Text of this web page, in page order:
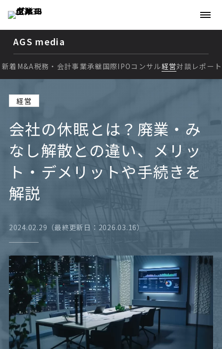
AGS media
新着
M&A
税務・会計
事業承継
IPO
経営
レポート
新着 M&A税務・会計事業承継国際IPO コンサル経営対談 レポート
経営
会社の休眠とは？廃業・み
なし解散との違い、メリッ
ト・デメリットや手続きを
解説
2024.02.29（最終更新日：2026.03.16）